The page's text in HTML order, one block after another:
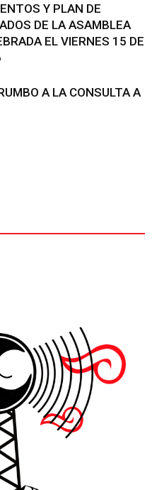
Y PLAN DE
DE LA ASAMBLEA
EL VIERNES 15 DE
A LA CONSULTA A